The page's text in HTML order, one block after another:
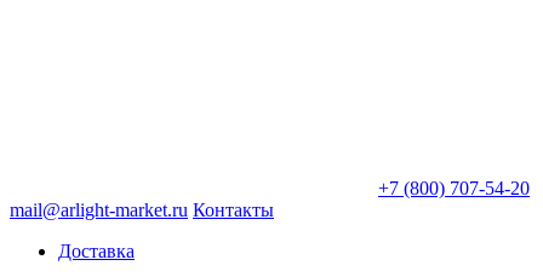
+7 (800) 707-54-20
mail@arlight-market.ru Контакты
Доставка